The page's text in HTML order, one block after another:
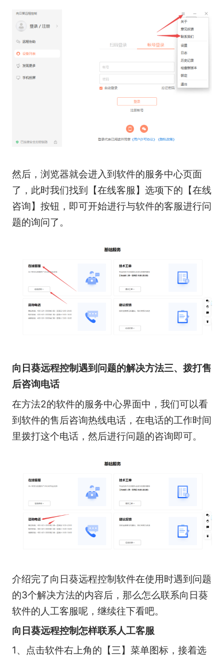
然后，浏览器就会进入到软件的服务中心页面
了，此时我们找到【在线客服】选项下的【在线
咨询】按钮，即可开始进行与软件的客服进行问
题的询问了。
向日葵远程控制遇到问题的解决方法三、拨打售
后咨询电话
在方法2的软件的服务中心界面中，我们可以看
到软件的售后咨询热线电话，在电话的工作时间
里拨打这个电话，然后进行问题的咨询即可。
介绍完了向日葵远程控制软件在使用时遇到问题
的3个解决方法的内容后，那么怎么联系向日葵
软件的人工客服呢，继续往下看吧。
向日葵远程控制怎样联系人工客服
1、点击软件右上角的【三】菜单图标，接着选